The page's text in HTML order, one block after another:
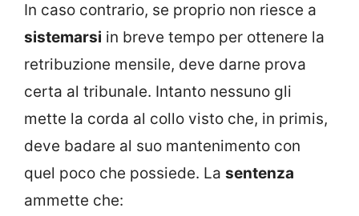
In caso contrario, se proprio non riesce a
sistemarsi in breve tempo per ottenere la
retribuzione mensile, deve darne prova
certa al tribunale. Intanto nessuno gli
mette la corda al collo visto che, in primis,
deve badare al suo mantenimento con
quel poco che possiede. La sentenza
ammette che: